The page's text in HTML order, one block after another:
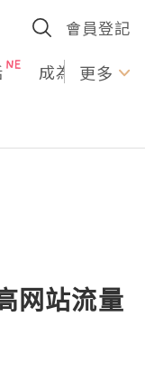
會員登記
成為U更多
网站流量